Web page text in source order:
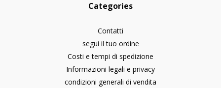
Categories
Contatti
segui il tuo ordine
Costi e tempi di spedizione
Informazioni legali e privacy
condizioni generali di vendita